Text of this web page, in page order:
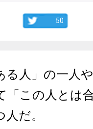
50
る人」の一人
「この人とは
だ。